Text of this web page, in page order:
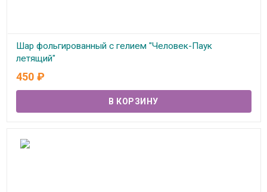
Шар фольгированный с гелием "Человек-Паук
летящий"
В наличии
450 ₽